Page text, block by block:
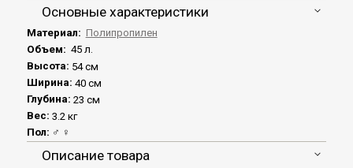
Основные характеристики
Материал: Полипропилен
Объем: 45 л.
Высота: 54 см
Ширина: 40 см
Глубина: 23 см
Вес: 3.2 кг
Пол: ♂ ♀
Описание товара